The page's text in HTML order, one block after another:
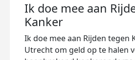
Ik doe mee aan
Kanker
Ik doe mee aan Rijden tegen
Utrecht om geld op te halen